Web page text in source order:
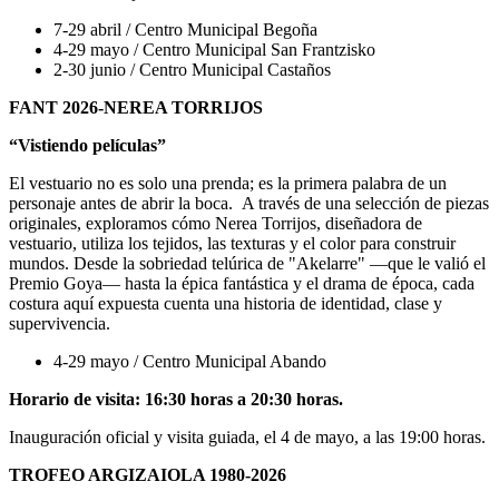
7-29 abril / Centro Municipal Begoña
4-29 mayo / Centro Municipal San Frantzisko
2-30 junio / Centro Municipal Castaños
FANT 2026-NEREA TORRIJOS
“Vistiendo películas”
El vestuario no es solo una prenda; es la primera palabra de un
personaje antes de abrir la boca. A través de una selección de piezas
originales, exploramos cómo Nerea Torrijos, diseñadora de
vestuario, utiliza los tejidos, las texturas y el color para construir
mundos. Desde la sobriedad telúrica de "Akelarre" —que le valió el
Premio Goya— hasta la épica fantástica y el drama de época, cada
costura aquí expuesta cuenta una historia de identidad, clase y
supervivencia.
4-29 mayo / Centro Municipal Abando
Horario de visita: 16:30 horas a 20:30 horas.
Inauguración oficial y visita guiada, el 4 de mayo, a las 19:00 horas.
TROFEO ARGIZAIOLA 1980-2026